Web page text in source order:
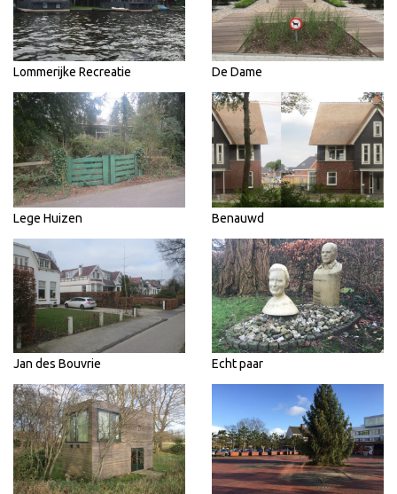
Lommerijke Recreatie De Dame
Lege Huizen Benauwd
Jan des Bouvrie Echt paar